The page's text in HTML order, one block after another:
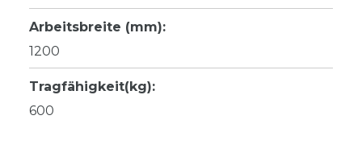
Arbeitsbreite (mm):
1200
Tragfähigkeit(kg):
600